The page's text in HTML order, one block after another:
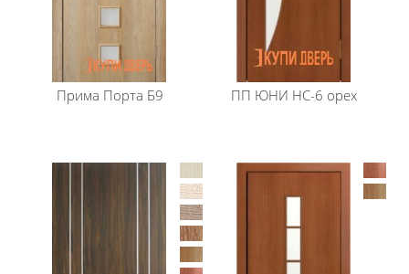
Прима Порта Б9 ПП ЮНИ HC-6 орех